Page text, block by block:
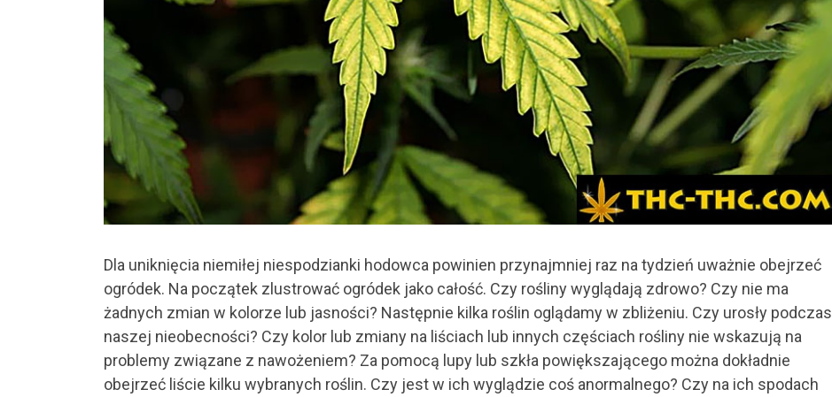
Dla uniknięcia niemiłej niespodzianki hodowca powinien przynajmniej raz na tydzień uważnie obejrzeć
ogródek. Na początek zlustrować ogródek jako całość. Czy rośliny wyglądają zdrowo? Czy nie ma
żadnych zmian w kolorze lub jasności? Następnie kilka roślin oglądamy w zbliżeniu. Czy urosły podczas
naszej nieobecności? Czy kolor lub zmiany na liściach lub innych częściach rośliny nie wskazują na
problemy związane z nawożeniem? Za pomocą lupy lub szkła powiększającego można dokładnie
obejrzeć liście kilku wybranych roślin. Czy jest w ich wyglądzie coś anormalnego? Czy na ich spodach